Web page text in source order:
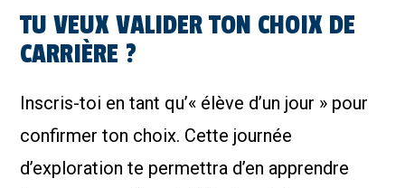
TU VEUX VALIDER TON CHOIX DE
CARRIÈRE ?
Inscris-toi en tant qu’« élève d’un jour » pour
confirmer ton choix. Cette journée
d’exploration te permettra d’en apprendre